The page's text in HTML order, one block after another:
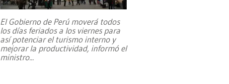
El Gobierno de Perú moverá todos
los días feriados a los viernes para
así potenciar el turismo interno y
mejorar la productividad, informó el
ministro...